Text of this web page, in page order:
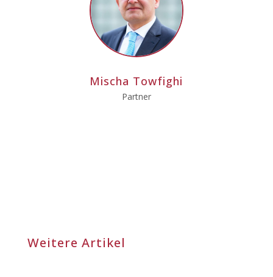
Mischa Towfighi
Partner
Weitere Artikel